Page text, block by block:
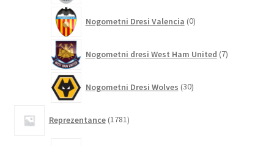
Nogometni Dresi Valencia 0izdelkov
Nogometni dresi West Ham United 7izdelkov
Nogometni Dresi Wolves 30izdelkov
Reprezentance 1781izdelkov